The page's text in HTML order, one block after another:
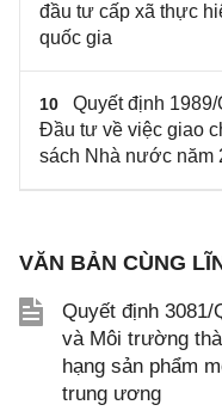
đầu tư cấp xã thực
quốc gia
10
Quyết định
Đầu tư về việc giao
sách Nhà nước năm
VĂN BẢN CÙNG
Quyết định 3081/
và Môi trường
hạng sản phẩm
trung ương